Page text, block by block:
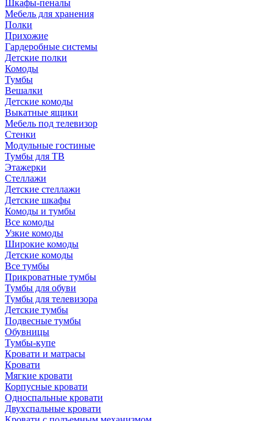
Шкафы-пеналы
Мебель для хранения
Полки
Прихожие
Гардеробные системы
Детские полки
Комоды
Тумбы
Вешалки
Детские комоды
Выкатные ящики
Мебель под телевизор
Стенки
Модульные гостиные
Тумбы для ТВ
Этажерки
Стеллажи
Детские стеллажи
Детские шкафы
Комоды и тумбы
Все комоды
Узкие комоды
Широкие комоды
Детские комоды
Все тумбы
Прикроватные тумбы
Тумбы для обуви
Тумбы для телевизора
Детские тумбы
Подвесные тумбы
Обувницы
Тумбы-купе
Кровати и матрасы
Кровати
Мягкие кровати
Корпусные кровати
Односпальные кровати
Двухспальные кровати